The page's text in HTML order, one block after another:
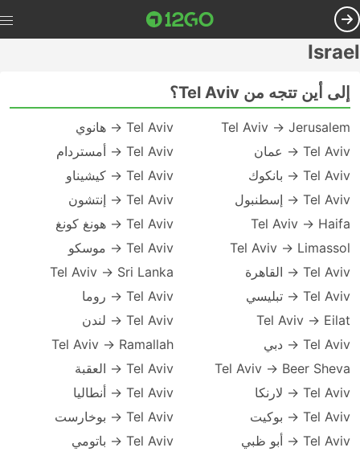
Israel
إلى أين تتجه من Tel Aviv؟
Tel Aviv → Jerusalem
Tel Aviv → عمان
Tel Aviv → بانكوك
Tel Aviv → إسطنبول
Tel Aviv → Haifa
Tel Aviv → Limassol
Tel Aviv → القاهرة
Tel Aviv → تبليسي
Tel Aviv → Eilat
Tel Aviv → دبي
Tel Aviv → Beer Sheva
Tel Aviv → لارنكا
Tel Aviv → بوكيت
Tel Aviv → أبو ظبي
Tel Aviv → هانوي
Tel Aviv → أمستردام
Tel Aviv → كيشيناو
Tel Aviv → إنتشون
Tel Aviv → هونغ كونغ
Tel Aviv → موسكو
Tel Aviv → Sri Lanka
Tel Aviv → روما
Tel Aviv → لندن
Tel Aviv → Ramallah
Tel Aviv → العقبة
Tel Aviv → أنطاليا
Tel Aviv → بوخارست
Tel Aviv → باتومي